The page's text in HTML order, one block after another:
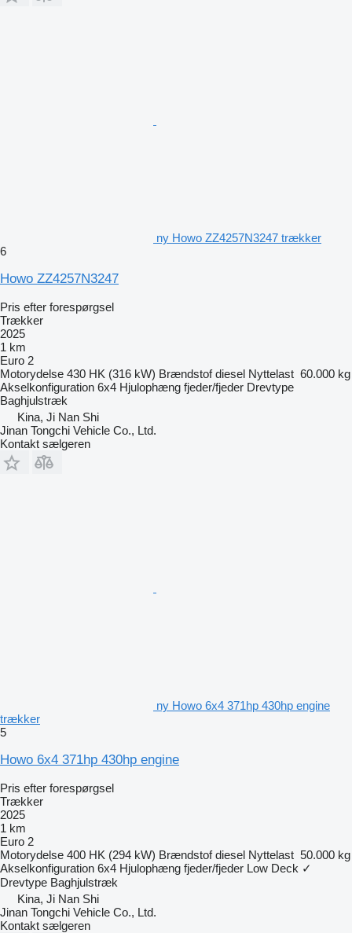
ny Howo ZZ4257N3247 trækker
6
Howo ZZ4257N3247
Pris efter forespørgsel
Trækker
2025
1 km
Euro 2
Motorydelse 430 HK (316 kW) Brændstof diesel Nyttelast 60.000 kg
Akselkonfiguration 6x4 Hjulophæng fjeder/fjeder Drevtype
Baghjulstræk
Kina, Ji Nan Shi
Jinan Tongchi Vehicle Co., Ltd.
Kontakt sælgeren
ny Howo 6x4 371hp 430hp engine
trækker
5
Howo 6x4 371hp 430hp engine
Pris efter forespørgsel
Trækker
2025
1 km
Euro 2
Motorydelse 400 HK (294 kW) Brændstof diesel Nyttelast 50.000 kg
Akselkonfiguration 6x4 Hjulophæng fjeder/fjeder Low Deck ✓
Drevtype Baghjulstræk
Kina, Ji Nan Shi
Jinan Tongchi Vehicle Co., Ltd.
Kontakt sælgeren